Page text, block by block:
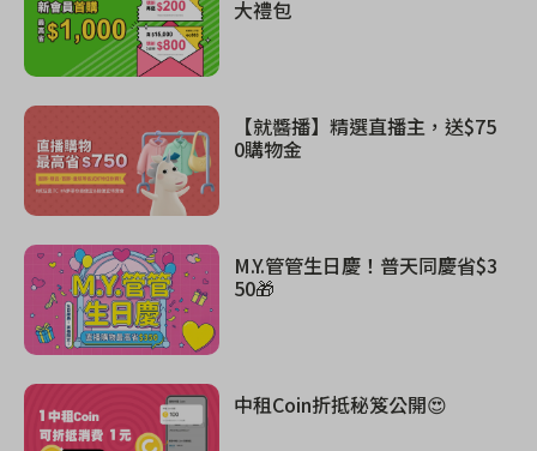
大禮包
【就醬播】精選直播主，送$75
0購物金
M.Y.管管生日慶！普天同慶省$3
50🎁
中租Coin折抵秘笈公開😍